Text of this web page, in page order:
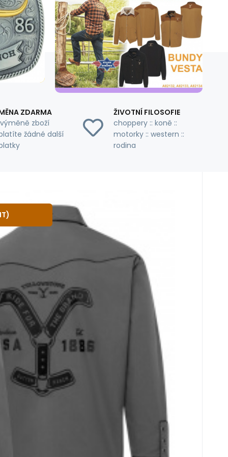
ZDARMA
zboží
žádné další
ŽIVOTNÍ FILOSOFIE
choppery :: koně ::
motorky :: western ::
rodina
SRFTB
3XL
) se stylovým motivem vyšitým na zádech.